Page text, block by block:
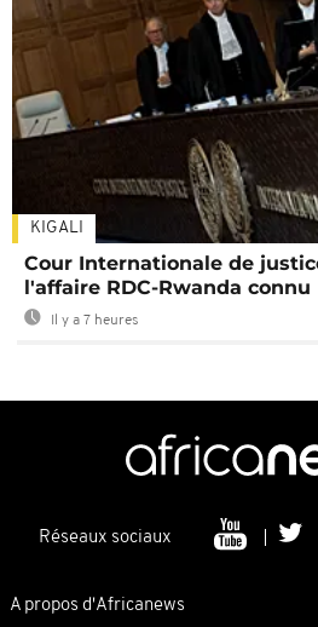
KIGALI
Cour Internationale de
l'affaire RDC-Rwanda connu
Il y a 7 heures
Réseaux sociaux
A propos d'Africanews